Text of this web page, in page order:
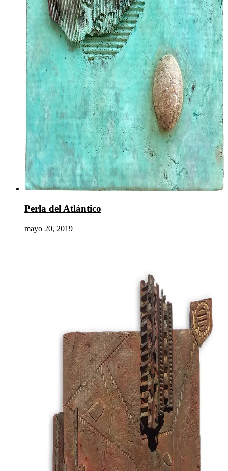
Perla del Atlántico
mayo 20, 2019